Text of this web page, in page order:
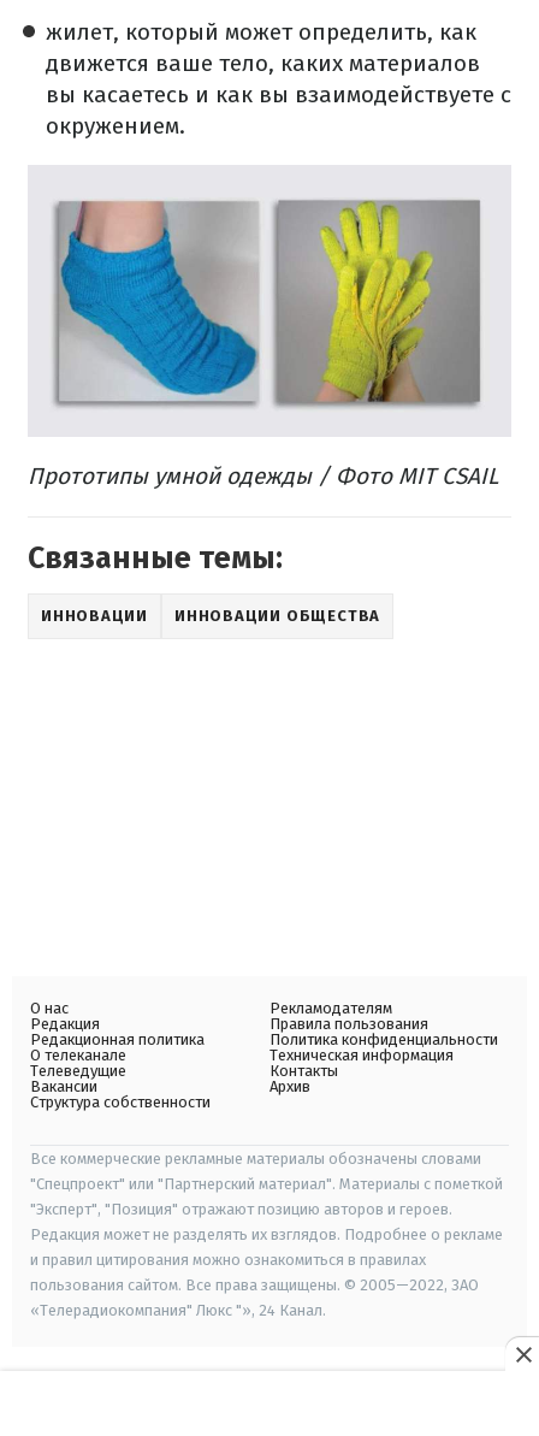
жилет, который может определить, как
движется ваше тело, каких материалов
вы касаетесь и как вы взаимодействуете с
окружением.
Прототипы умной одежды / Фото MIT CSAIL
Связанные темы:
ИННОВАЦИИ ИННОВАЦИИ ОБЩЕСТВА
О нас
Редакция
Редакционная политика
О телеканале
Телеведущие
Вакансии
Структура собственности
Рекламодателям
Правила пользования
Политика конфиденциальности
Техническая информация
Контакты
Архив
Все коммерческие рекламные материалы обозначены словами
"Спецпроект" или "Партнерский материал". Материалы с пометкой
"Эксперт", "Позиция" отражают позицию авторов и героев.
Редакция может не разделять их взглядов. Подробнее о рекламе
и правил цитирования можно ознакомиться в правилах
пользования сайтом. Все права защищены. © 2005—2022, ЗАО
«Телерадиокомпания" Люкс "», 24 Канал.